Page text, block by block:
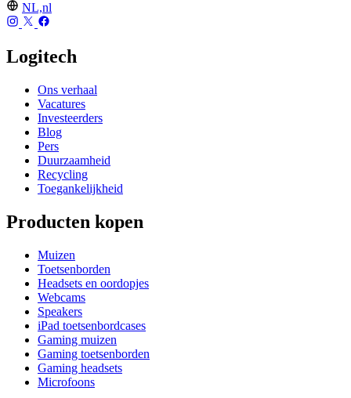
NL,nl
Logitech
Ons verhaal
Vacatures
Investeerders
Blog
Pers
Duurzaamheid
Recycling
Toegankelijkheid
Producten kopen
Muizen
Toetsenborden
Headsets en oordopjes
Webcams
Speakers
iPad toetsenbordcases
Gaming muizen
Gaming toetsenborden
Gaming headsets
Microfoons